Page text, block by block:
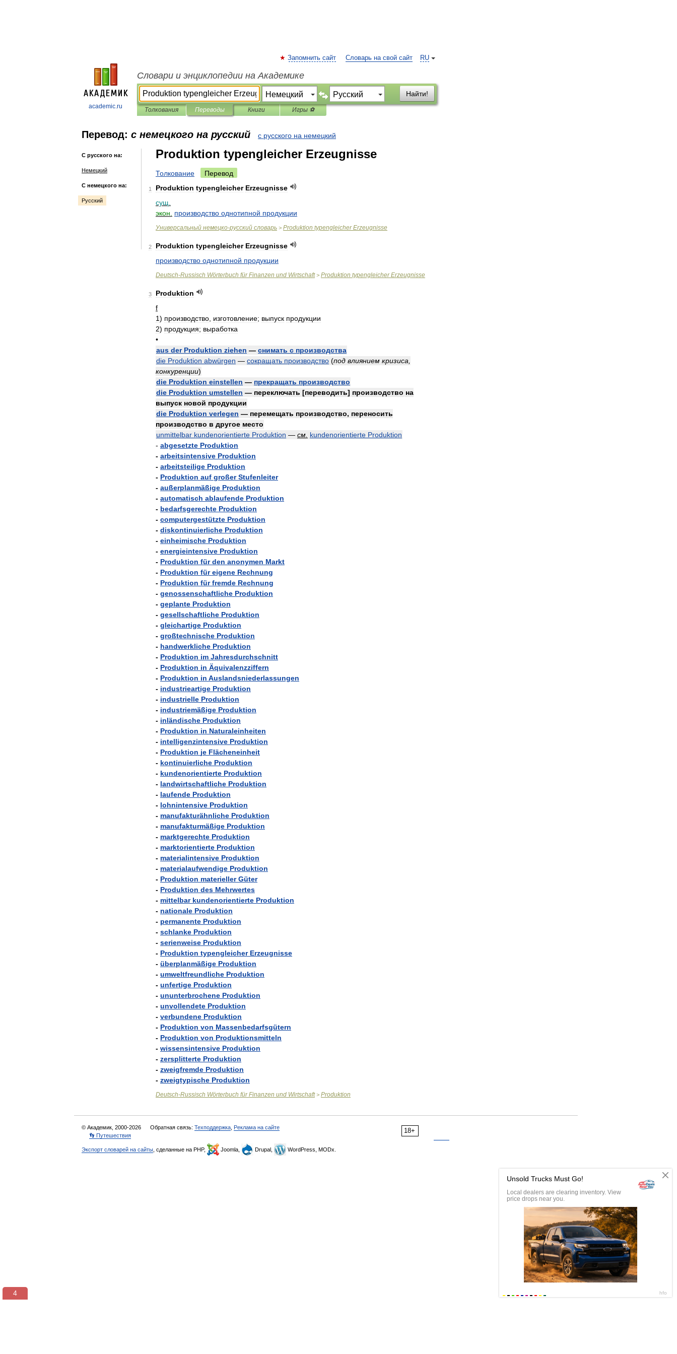
academic.ru
RU
Запомнить сайт Словарь на свой сайт
Словари и энциклопедии на Академике
Найти!
Толкования Переводы Книги Игры ⚽
Перевод: с немецкого на русский с русского на немецкий
С русского на:
Немецкий
С немецкого на:
Русский
Produktion typengleicher Erzeugnisse
Толкование Перевод
1 Produktion typengleicher Erzeugnisse
сущ
экон
производство однотипной продукции
Универсальный немецко-русский словарь > Produktion typengleicher Erzeugnisse
2 Produktion typengleicher Erzeugnisse
производство однотипной продукции
Deutsch-Russisch Wörterbuch für Finanzen und Wirtschaft> Produktion typengleicher Erzeugnisse
3
Produktion
f
1) производство изготовление; выпуск продукции
2) продукция; выработка
•
aus der Produktion ziehen — снимать с производства
die Produktion abwürgen — сокращать производство (под влиянием кризиса
конкуренции)
die Produktion einstellen — прекращать производство
die Produktion umstellen — переключать [переводить] производство на
выпуск новой продукции
die Produktion verlegen — перемещать производство, переносить
производство в другое место
unmittelbar kundenorientierte Produktion — см kundenorientierte Produktion
- abgesetzte Produktion
- arbeitsintensive Produktion
- arbeitsteilige Produktion
- Produktion auf großer Stufenleiter
- außerplanmäßige Produktion
- automatisch ablaufende Produktion
- bedarfsgerechte Produktion
- computergestützte Produktion
- diskontinuierliche Produktion
- einheimische Produktion
- energieintensive Produktion
- Produktion für den anonymen Markt
- Produktion für eigene Rechnung
- Produktion für fremde Rechnung
- genossenschaftliche Produktion
- geplante Produktion
- gesellschaftliche Produktion
- gleichartige Produktion
- großtechnische Produktion
- handwerkliche Produktion
- Produktion im Jahresdurchschnitt
- Produktion in Äquivalenzziffern
- Produktion in Auslandsniederlassungen
- industrieartige Produktion
- industrielle Produktion
- industriemäßige Produktion
- inländische Produktion
- Produktion in Naturaleinheiten
- intelligenzintensive Produktion
- Produktion je Flächeneinheit
- kontinuierliche Produktion
- kundenorientierte Produktion
- landwirtschaftliche Produktion
- laufende Produktion
- lohnintensive Produktion
- manufakturähnliche Produktion
- manufakturmäßige Produktion
- marktgerechte Produktion
- marktorientierte Produktion
- materialintensive Produktion
- materialaufwendige Produktion
- Produktion materieller Güter
- Produktion des Mehrwertes
- mittelbar kundenorientierte Produktion
- nationale Produktion
- permanente Produktion
- schlanke Produktion
- serienweise Produktion
- Produktion typengleicher Erzeugnisse
- überplanmäßige Produktion
- umweltfreundliche Produktion
- unfertige Produktion
- ununterbrochene Produktion
- unvollendete Produktion
- verbundene Produktion
- Produktion von Massenbedarfsgütern
- Produktion von Produktionsmitteln
- wissensintensive Produktion
- zersplitterte Produktion
- zweigfremde Produktion
- zweigtypische Produktion
Deutsch-Russisch Wörterbuch für Finanzen und Wirtschaft> Produktion
18+
© Академик, 2000-2026 Обратная связь: Техподдержка Реклама на сайте
👣 Путешествия
Экспорт словарей на сайты , сделанные на PHP, Joomla, Drupal, WordPress, MODx.
3